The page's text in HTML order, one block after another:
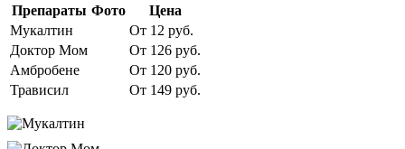
Препараты Фото
Цена
Мукалтин
От 12 руб.
Доктор Мом
От 126 руб.
Амбробене
От 120 руб.
Трависил
От 149 руб.